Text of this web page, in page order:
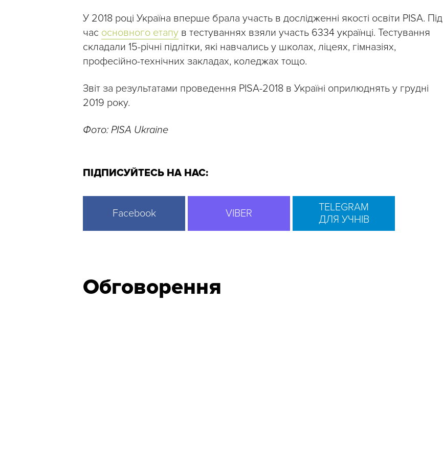
У 2018 році Україна вперше брала участь в дослідженні якості освіти PISA. Під
час основного етапу в тестуваннях взяли участь 6334 українці. Тестування
складали 15-річні підлітки, які навчались у школах, ліцеях, гімназіях,
професійно-технічних закладах, коледжах тощо.
Звіт за результатами проведення PISA-2018 в Україні оприлюднять у грудні
2019 року.
Фото: PISA Ukraine
ПІДПИСУЙТЕСЬ НА НАС:
Facebook VIBER
TELEGRAM
ДЛЯ УЧНІВ
Обговорення